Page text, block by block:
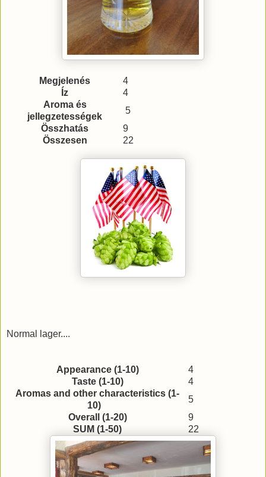
Megjelenés
4
Íz
4
Aroma és
jellegzetességek
5
Összhatás
9
Összesen
22
Normal lager....
Appearance (1-10)
4
Taste (1-10)
4
Aromas and other characteristics (1-
10)
5
Overall (1-20)
9
SUM (1-50)
22